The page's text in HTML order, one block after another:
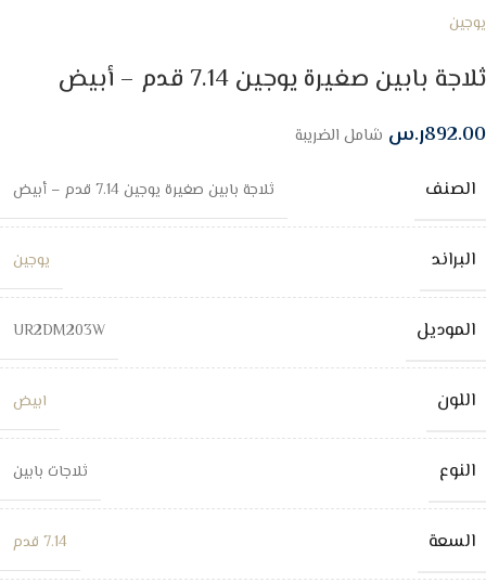
يوجين
ثلاجة بابين صغيرة يوجين 7.14 قدم – أبيض
892.00ر.س شامل الضريبة
الصنف ثلاجة بابين صغيرة يوجين 7.14 قدم – أبيض
البراند يوجين
الموديل UR2DM203W
اللون ابيض
النوع ثلاجات بابين
السعة 7.14 قدم